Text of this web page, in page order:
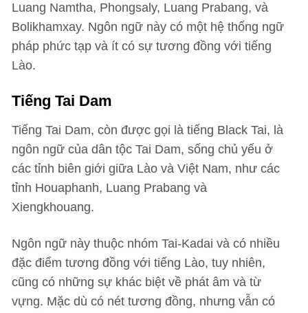
Luang Namtha, Phongsaly, Luang Prabang, và
Bolikhamxay. Ngôn ngữ này có một hệ thống ngữ
pháp phức tạp và ít có sự tương đồng với tiếng
Lào.
Tiếng Tai Dam
Tiếng Tai Dam, còn được gọi là tiếng Black Tai, là
ngôn ngữ của dân tộc Tai Dam, sống chủ yếu ở
các tỉnh biên giới giữa Lào và Việt Nam, như các
tỉnh Houaphanh, Luang Prabang và
Xiengkhouang.
Ngôn ngữ này thuộc nhóm Tai-Kadai và có nhiều
đặc điểm tương đồng với tiếng Lào, tuy nhiên,
cũng có những sự khác biệt về phát âm và từ
vựng. Mặc dù có nét tương đồng, nhưng vẫn có